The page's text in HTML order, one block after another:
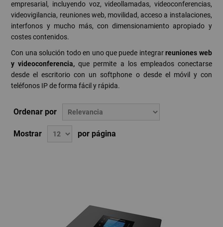
empresarial, incluyendo voz, videollamadas, videoconferencias,
videovigilancia, reuniones web, movilidad, acceso a instalaciones,
interfonos y mucho más, con dimensionamiento apropiado y
costes contenidos.
Con una solución todo en uno que puede integrarreuniones web
y videoconferencia, que permite a los empleados conectarse
desde el escritorio con un softphone o desde el móvil y con
teléfonos IP de forma fácil y rápida.
Ordenar por
Mostrar por página